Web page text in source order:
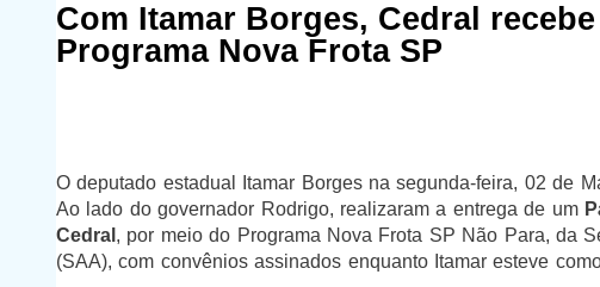
Com Itamar Borges, Cedral
Programa Nova Frota SP
O deputado estadual Itamar Borges na segunda-feira, 02 de
Ao lado do governador Rodrigo, realizaram a entrega de um
Cedral , por meio do Programa Nova Frota SP Não Para, da
(SAA), com convênios assinados enquanto Itamar esteve